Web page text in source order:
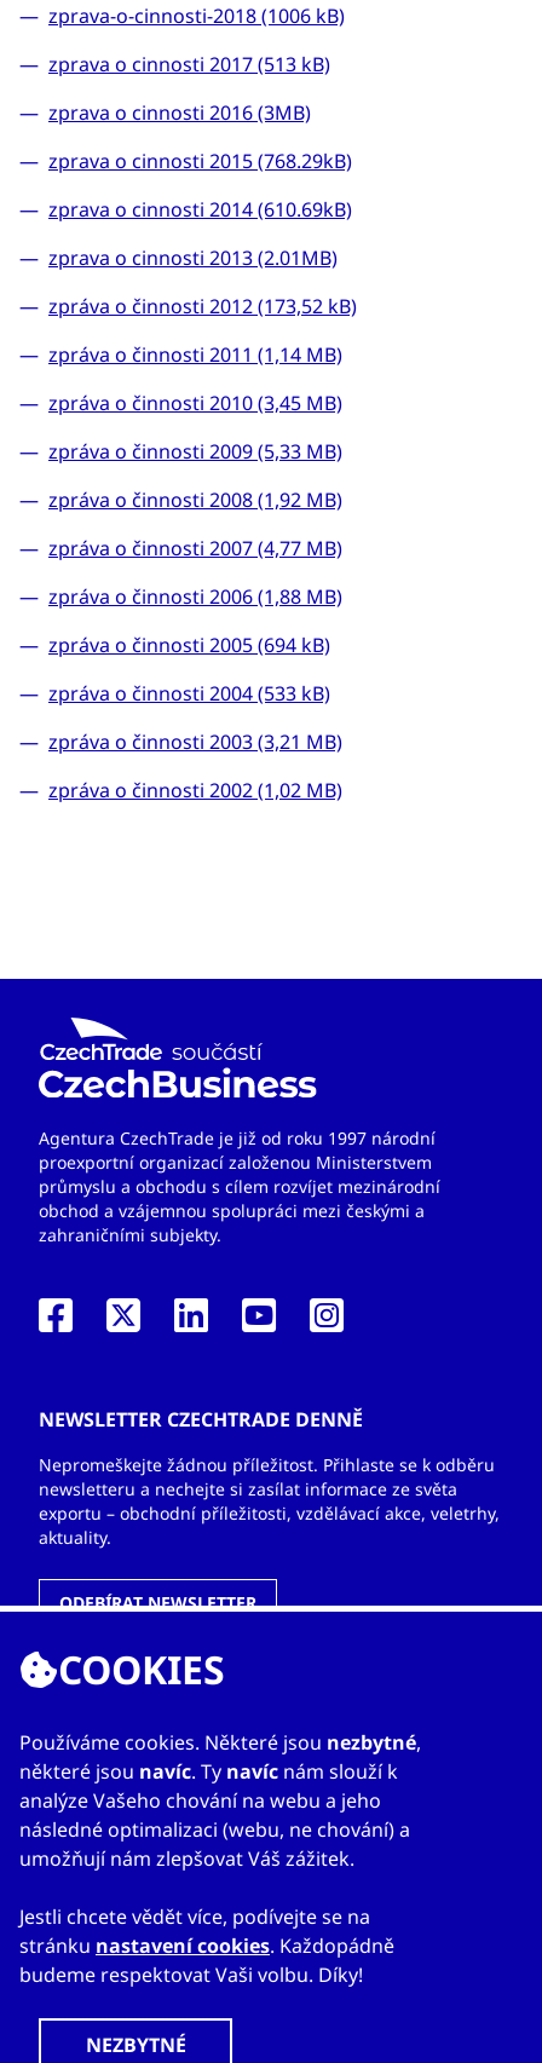
zprava-o-cinnosti-2018 (1006 kB)
zprava o cinnosti 2017 (513 kB)
zprava o cinnosti 2016 (3MB)
zprava o cinnosti 2015 (768.29kB)
zprava o cinnosti 2014 (610.69kB)
zprava o cinnosti 2013 (2.01MB)
zpráva o činnosti 2012 (173,52 kB)
zpráva o činnosti 2011 (1,14 MB)
zpráva o činnosti 2010 (3,45 MB)
zpráva o činnosti 2009 (5,33 MB)
zpráva o činnosti 2008 (1,92 MB)
zpráva o činnosti 2007 (4,77 MB)
zpráva o činnosti 2006 (1,88 MB)
zpráva o činnosti 2005 (694 kB)
zpráva o činnosti 2004 (533 kB)
zpráva o činnosti 2003 (3,21 MB)
zpráva o činnosti 2002 (1,02 MB)
Agentura CzechTrade je již od roku 1997 národní
proexportní organizací založenou Ministerstvem
průmyslu a obchodu s cílem rozvíjet mezinárodní
obchod a vzájemnou spolupráci mezi českými a
zahraničními subjekty.
NEWSLETTER CZECHTRADE DENNĚ
Nepromeškejte žádnou příležitost. Přihlaste se k odběru
newsletteru a nechejte si zasílat informace ze světa
exportu – obchodní příležitosti, vzdělávací akce, veletrhy,
aktuality.
ODEBÍRAT NEWSLETTER
ODKAZY
O nás
Zahraniční kanceláře
Služby
Kontakty
COOKIES
Používáme cookies. Některé jsou nezbytné,
některé jsou navíc. Ty navíc nám slouží k
analýze Vašeho chování na webu a jeho
následné optimalizaci (webu, ne chování) a
umožňují nám zlepšovat Váš zážitek.
Jestli chcete vědět více, podívejte se na
stránku nastavení cookies. Každopádně
budeme respektovat Vaši volbu. Díky!